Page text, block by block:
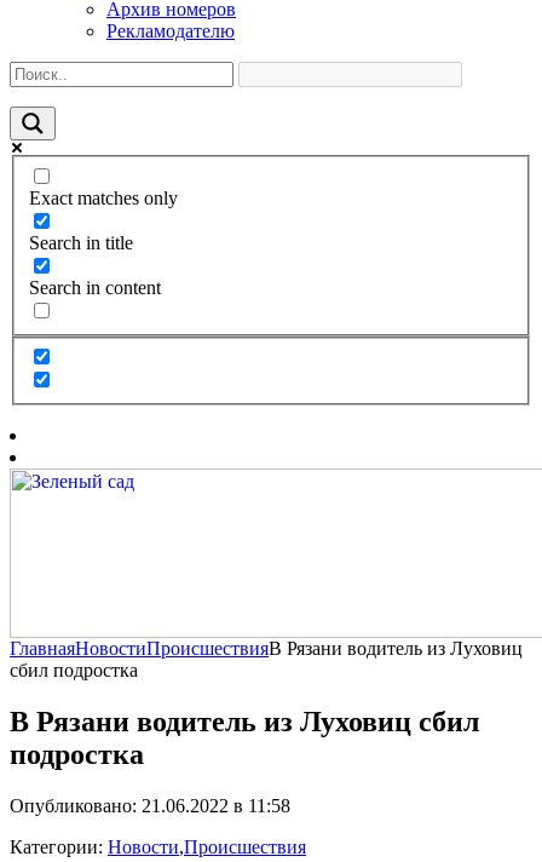
Архив номеров
Рекламодателю
Exact matches only
Search in title
Search in content
ГлавнаяНовостиПроисшествияВ Рязани водитель из Луховиц
сбил подростка
В Рязани водитель из Луховиц сбил
подростка
Опубликовано: 21.06.2022 в 11:58
Категории: Новости,Происшествия